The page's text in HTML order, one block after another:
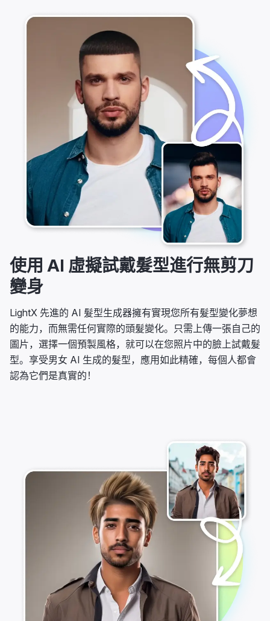
使用 AI 虛擬試戴髮型進行無剪刀
變身
LightX 先進的 AI 髮型生成器擁有實現您所有髮型變化夢想
的能力，而無需任何實際的頭髮變化。只需上傳一張自己的
圖片，選擇一個預製風格，就可以在您照片中的臉上試戴髮
型。享受男女 AI 生成的髮型，應用如此精確，每個人都會
認為它們是真實的！